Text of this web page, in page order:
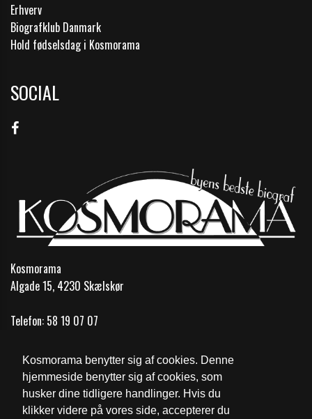
Kosmorama benytter sig af cookies. Denne
hjemmeside benytter sig af cookies, som
husker dine tidligere handlinger. Hvis du
klikker videre på vores side, accepterer du
Erhverv
Biografklub Danmark
Hold fødselsdag i Kosmorama
SOCIAL
Kosmorama
Algade 15, 4230 Skælskør
Telefon: 58 19 07 07
Åbningstider
Cookie- og privatlivspolitik